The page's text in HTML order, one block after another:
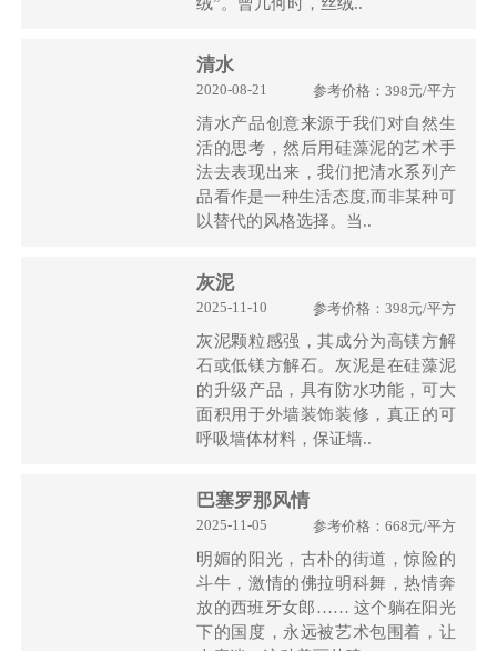
清水
2020-08-21 参考价格：398元/平方
清水产品创意来源于我们对自然生
活的思考，然后用硅藻泥的艺术手
法去表现出来，我们把清水系列产
品看作是一种生活态度,而非某种可
以替代的风格选择。当..
灰泥
2025-11-10 参考价格：398元/平方
灰泥颗粒感强，其成分为高镁方解
石或低镁方解石。灰泥是在硅藻泥
的升级产品，具有防水功能，可大
面积用于外墙装饰装修，真正的可
呼吸墙体材料，保证墙..
巴塞罗那风情
2025-11-05 参考价格：668元/平方
明媚的阳光，古朴的街道，惊险的
斗牛，激情的佛拉明科舞，热情奔
放的西班牙女郎…… 这个躺在阳光
下的国度，永远被艺术包围着，让